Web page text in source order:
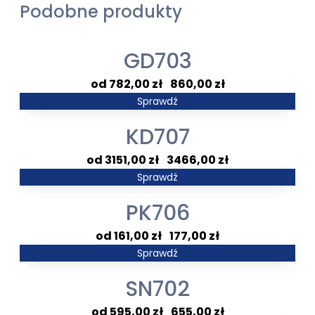
Podobne produkty
GD703
782,00 zł– 860,00 zł
Zakres
782,00 zł
do
860,00 zł
Sprawdź
KD707
3151,00 zł 3466,00 zł
Zakres
3151,00 zł
do
3466,00 zł
Sprawdź
PK706
161,00 zł 177,00 zł
Zakres
161,00 zł
do
Sprawdź
SN702
Zakres